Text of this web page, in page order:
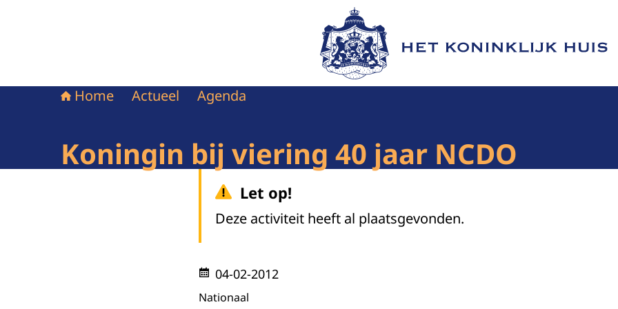
Naar de homepage van Het Koninklijk Huis
Home Actueel Agenda
Koningin bij viering 40 jaar NCDO
Let op!
Deze activiteit heeft al plaatsgevonden.
04-02-2012
Nationaal